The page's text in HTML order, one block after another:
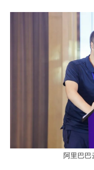
阿里巴巴